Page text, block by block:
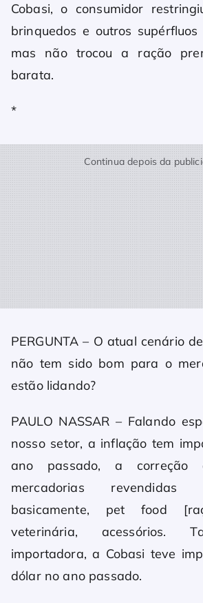
Cobasi, o consumidor
brinquedos e outros
mas não trocou a ração
barata.
*
Continua depois da
PERGUNTA – O atual cenário
não tem sido bom para o
estão lidando?
PAULO NASSAR – Falando
nosso setor, a inflação tem
ano passado, a correção
mercadorias revendidas
basicamente, pet food
veterinária, acessórios.
importadora, a Cobasi teve
dólar no ano passado.